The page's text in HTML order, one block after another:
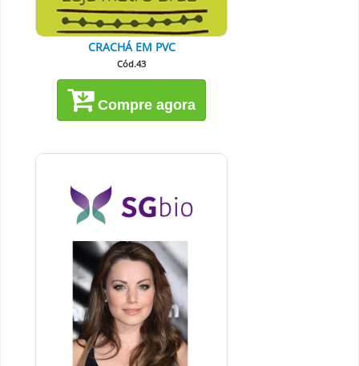
CRACHÁ EM PVC
Cód.43
Compre agora